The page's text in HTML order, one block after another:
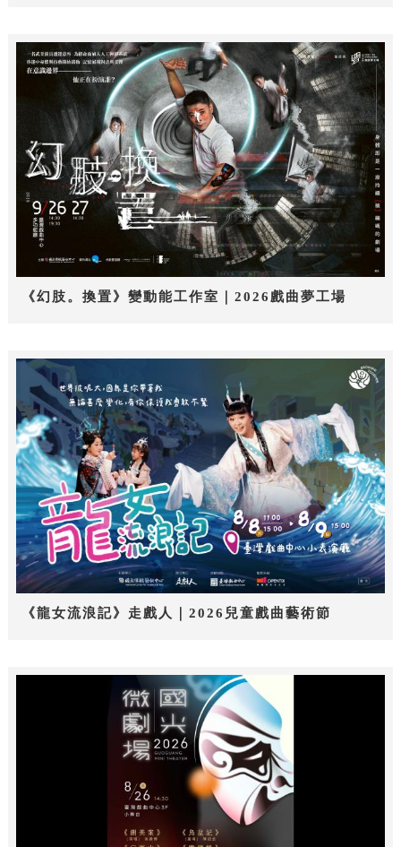
《幻肢。換置》變動能工作室｜2026戲曲夢工場
《龍女流浪記》走戲人｜2026兒童戲曲藝術節